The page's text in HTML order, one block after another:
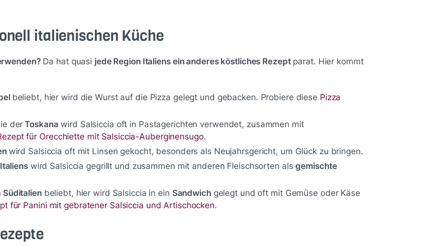
italienischen Küche
Da hat quasi jede Region Italiens ein anderes köstliches Rezeptparat. Hier kommt
beliebt, hier wird die Wurst auf die Pizza gelegt und gebacken. Probiere diese Pizza
der Toskana wird Salsiccia oft in Pastagerichten verwendet, zusammen mit
für Orecchiette mit Salsiccia-Auberginensugo.
wird Salsiccia oft mit Linsen gekocht, besonders als Neujahrsgericht, um Glück zu bringen.
wird Salsiccia gegrillt und zusammen mit anderen Fleischsorten alsgemischte
Süditalienbeliebt, hier wird Salsiccia in ein Sandwichgelegt und oft mit Gemüse oder Käse
für Panini mit gebratener Salsiccia und Artischocken.